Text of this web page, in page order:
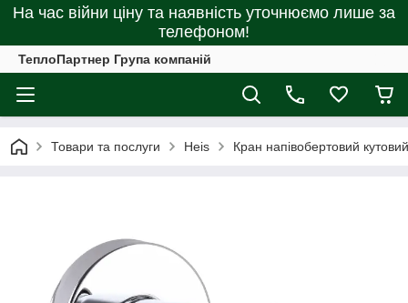
На час війни ціну та наявність уточнюємо лише за
телефоном!
ТеплоПартнер Група компаній
Товари та послуги Heis Кран напівобертовий